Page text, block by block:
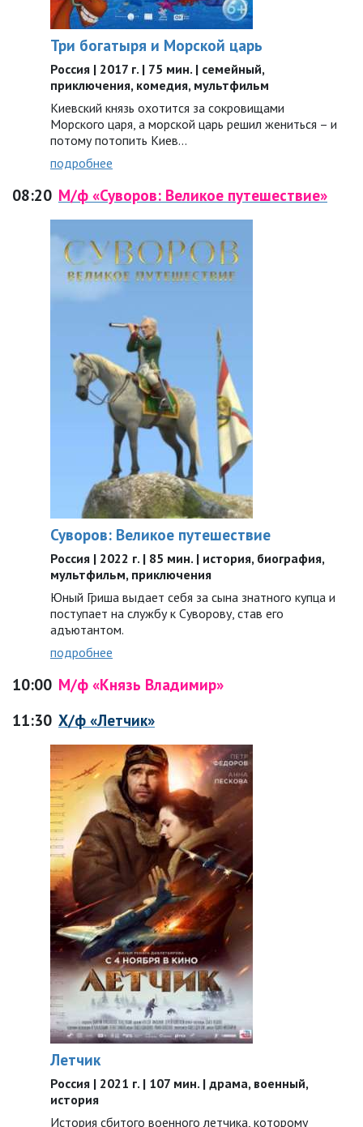
Три богатыря и Морской царь
Россия | 2017 г. | 75 мин. | семейный,
приключения, комедия, мультфильм
Киевский князь охотится за сокровищами
Морского царя, а морской царь решил жениться – и
потому потопить Киев…
подробнее
08:20 М/ф «Суворов: Великое путешествие»
Суворов: Великое путешествие
Россия | 2022 г. | 85 мин. | история, биография,
мультфильм, приключения
Юный Гриша выдает себя за сына знатного купца и
поступает на службу к Суворову, став его
адъютантом.
подробнее
10:00 М/ф «Князь Владимир»
11:30 Х/ф «Летчик»
Летчик
Россия | 2021 г. | 107 мин. | драма, военный,
история
История сбитого военного летчика, которому